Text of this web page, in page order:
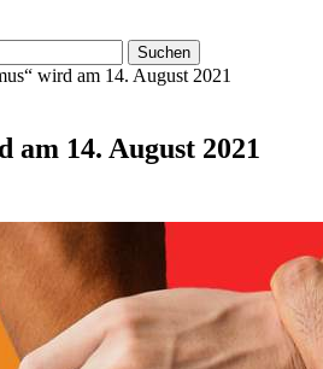
wird am 14. August 2021
am 14. August 2021